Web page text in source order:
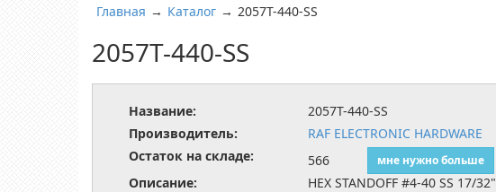
Главная → Каталог → 2057T-440-SS
2057T-440-SS
Название:
2057T-440-SS
Производитель:
RAF ELECTRONIC HARDWARE
Остаток на складе:
566 мне нужно больше
Описание:
HEX STANDOFF #4-40 SS 17/32"